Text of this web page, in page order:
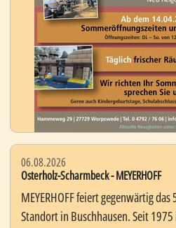
06.08.2026
Osterholz-Scharmbeck - MEYERHOFF
MEYERHOFF feiert gegenwärtig
Standort in Buschhausen. Seit